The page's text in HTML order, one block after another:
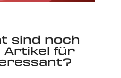
sind noch
für